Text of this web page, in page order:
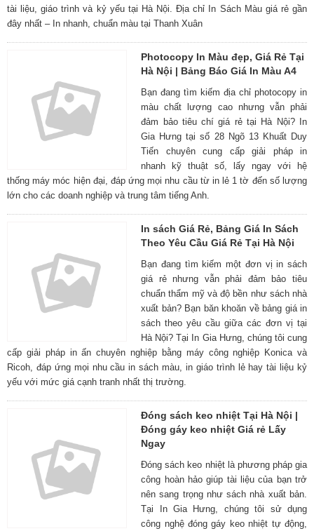
tài liệu, giáo trình và kỷ yếu tại Hà Nội. Địa chỉ In Sách Màu giá rẻ gần
đây nhất – In nhanh, chuẩn màu tại Thanh Xuân
Photocopy In Màu đẹp, Giá Rẻ Tại
Hà Nội | Bảng Báo Giá In Màu A4
Bạn đang tìm kiếm địa chỉ photocopy in
màu chất lượng cao nhưng vẫn phải
đảm bảo tiêu chí giá rẻ tại Hà Nội? In
Gia Hưng tại số 28 Ngõ 13 Khuất Duy
Tiến chuyên cung cấp giải pháp in
nhanh kỹ thuật số, lấy ngay với hệ
thống máy móc hiện đại, đáp ứng mọi nhu cầu từ in lẻ 1 tờ đến số lượng
lớn cho các doanh nghiệp và trung tâm tiếng Anh.
In sách Giá Rẻ, Bảng Giá In Sách
Theo Yêu Cầu Giá Rẻ Tại Hà Nội
Bạn đang tìm kiếm một đơn vị in sách
giá rẻ nhưng vẫn phải đảm bảo tiêu
chuẩn thẩm mỹ và độ bền như sách nhà
xuất bản? Bạn băn khoăn về bảng giá in
sách theo yêu cầu giữa các đơn vị tại
Hà Nội? Tại In Gia Hưng, chúng tôi cung
cấp giải pháp in ấn chuyên nghiệp bằng máy công nghiệp Konica và
Ricoh, đáp ứng mọi nhu cầu in sách màu, in giáo trình lẻ hay tài liệu kỷ
yếu với mức giá cạnh tranh nhất thị trường.
Đóng sách keo nhiệt Tại Hà Nội |
Đóng gáy keo nhiệt Giá rẻ Lấy
Ngay
Đóng sách keo nhiệt là phương pháp gia
công hoàn hảo giúp tài liệu của bạn trở
nên sang trọng như sách nhà xuất bản.
Tại In Gia Hưng, chúng tôi sử dụng
công nghệ đóng gáy keo nhiệt tự động,